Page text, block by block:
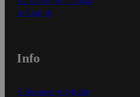
In English
Info
S-Business yrityksille